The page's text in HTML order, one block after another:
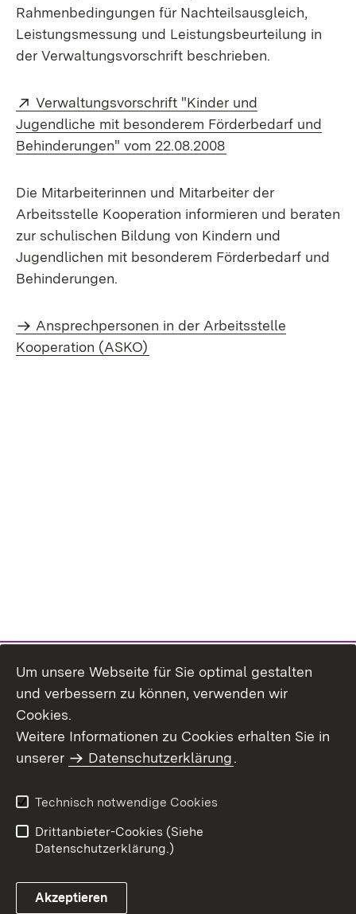
Rahmenbedingungen für Nachteilsausgleich,
Leistungsmessung und Leistungsbeurteilung in
der Verwaltungsvorschrift beschrieben.
Extern:
Verwaltungsvorschrift "Kinder und
Jugendliche mit besonderem Förderbedarf und
Behinderungen" vom 22.08.2008
Die Mitarbeiterinnen und Mitarbeiter der
Arbeitsstelle Kooperation informieren und beraten
zur schulischen Bildung von Kindern und
Jugendlichen mit besonderem Förderbedarf und
Behinderungen.
Ansprechpersonen in der Arbeitsstelle
Kooperation (ASKO)
Benutzungshinweise
Erklärung zur
Um unsere Webseite für Sie optimal gestalten
und verbessern zu können, verwenden wir
Cookies.
Weitere Informationen zu Cookies erhalten Sie in
unserer
Datenschutzerklärung.
Technisch notwendige Cookies
Drittanbieter-Cookies (Siehe
Datenschutzerklärung.)
Akzeptieren